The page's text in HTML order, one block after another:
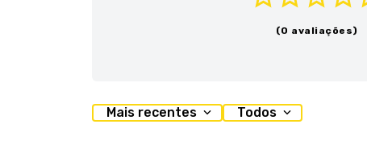
(0 avaliações)
Mais recentes Todos